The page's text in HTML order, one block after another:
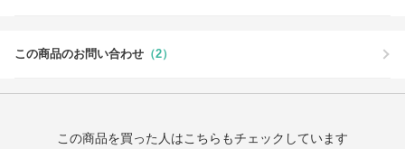
この商品のお問い合わせ （2）
この商品を買った人はこちらもチェックしています